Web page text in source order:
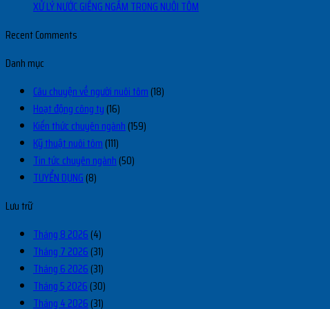
XỬ LÝ NƯỚC GIẾNG NGẦM TRONG NUÔI TÔM
Recent Comments
Danh mục
Câu chuyện về người nuôi tôm(18)
Hoạt động công ty (16)
Kiến thức chuyên ngành(159)
Kỹ thuật nuôi tôm(111)
Tin tức chuyên ngành(50)
TUYỂN DỤNG(8)
Lưu trữ
Tháng 8 2026(4)
Tháng 7 2026(31)
Tháng 6 2026(31)
Tháng 5 2026(30)
Tháng 4 2026(31)